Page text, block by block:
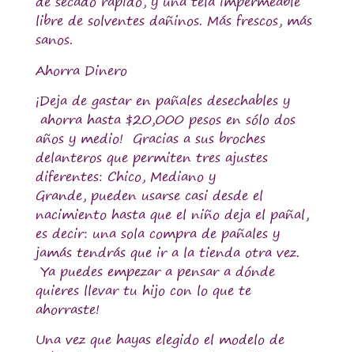
libre de solventes dañinos. Más frescos, más
sanos.
Ahorra Dinero
¡Deja de gastar en pañales desechables y
ahorra hasta $20,000 pesos en sólo dos
años y medio! Gracias a sus broches
delanteros que permiten tres ajustes
diferentes: Chico, Mediano y
Grande, pueden usarse casi desde el
nacimiento hasta que el niño deja el pañal,
es decir: una sola compra de pañales y
jamás tendrás que ir a la tienda otra vez.
Ya puedes empezar a pensar a dónde
quieres llevar tu hijo con lo que te
ahorraste!
Una vez que hayas elegido el modelo de